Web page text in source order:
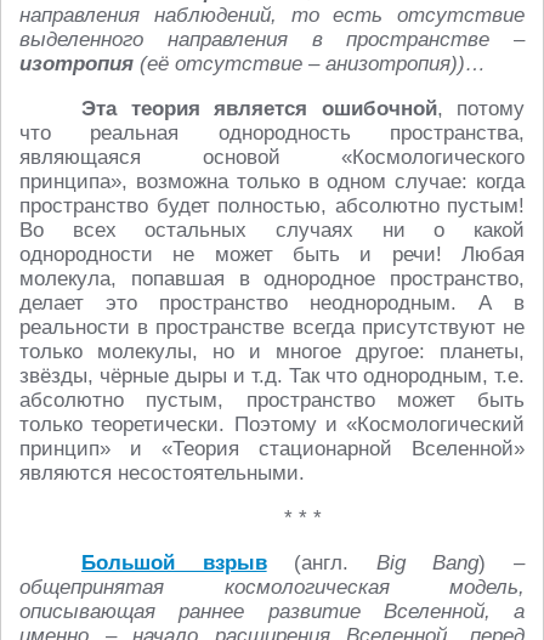
направления наблюдений, то есть отсутствие
выделенного направления в пространстве –
изотропия (её отсутствие – анизотропия))…
Эта теория является ошибочной, потому
что реальная однородность пространства,
являющаяся основой «Космологического
принципа», возможна только в одном случае: когда
пространство будет полностью, абсолютно пустым!
Во всех остальных случаях ни о какой
однородности не может быть и речи! Любая
молекула, попавшая в однородное пространство,
делает это пространство неоднородным. А в
реальности в пространстве всегда присутствуют не
только молекулы, но и многое другое: планеты,
звёзды, чёрные дыры и т.д. Так что однородным, т.е.
абсолютно пустым, пространство может быть
только теоретически. Поэтому и «Космологический
принцип» и «Теория стационарной Вселенной»
являются несостоятельными.
* * *
Большой взрыв(англ. BigBang)–
общепринятая космологическая модель,
описывающая раннее развитие Вселенной, а